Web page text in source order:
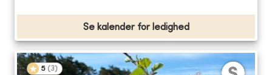
Se kalender for ledighed
5 (3)